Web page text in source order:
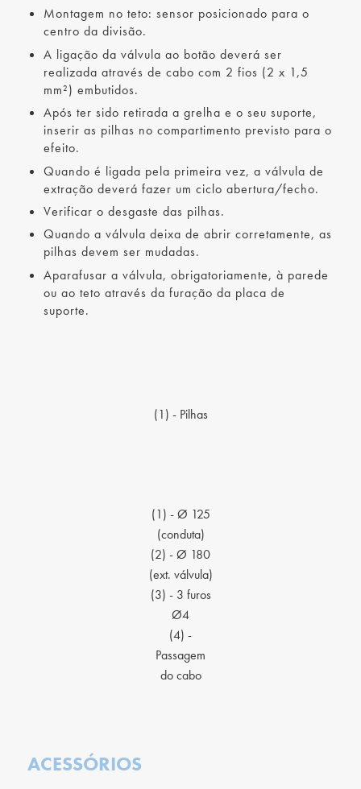
Montagem no teto: sensor posicionado para o
centro da divisão.
A ligação da válvula ao botão deverá ser
realizada através de cabo com 2 fios (2 x 1,5
mm²) embutidos.
Após ter sido retirada a grelha e o seu suporte,
inserir as pilhas no compartimento previsto para o
efeito.
Quando é ligada pela primeira vez, a válvula de
extração deverá fazer um ciclo abertura/fecho.
Verificar o desgaste das pilhas.
Quando a válvula deixa de abrir corretamente, as
pilhas devem ser mudadas.
Aparafusar a válvula, obrigatoriamente, à parede
ou ao teto através da furação da placa de
suporte.
(1) - Pilhas
(1) - Ø 125
(conduta)
(2) - Ø 180
(ext. válvula)
(3) - 3 furos
Ø4
(4) -
Passagem
do cabo
ACESSÓRIOS